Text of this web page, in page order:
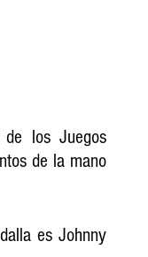
los Juegos
de la mano
es Johnny